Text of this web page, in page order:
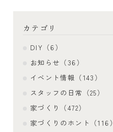
カテゴリ
DIY（6）
お知らせ（36）
イベント情報（143）
スタッフの日常（25）
家づくり（472）
家づくりのホント（116）